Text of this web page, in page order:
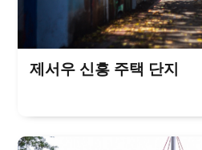
제서우 신흥 주택 단지